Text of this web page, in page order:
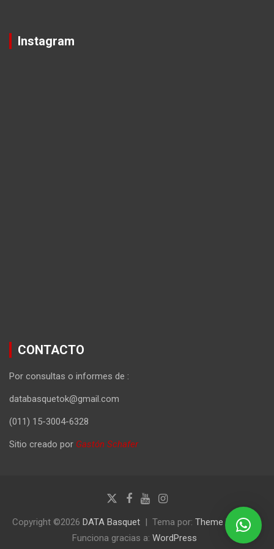
Instagram
CONTACTO
Por consultas o informes de :
databasquetok@gmail.com
(011) 15-3004-6328
Sitio creado por Gastón Schafer
Copyright ©2026 DATA Basquet Tema por: Theme Horse
Funciona gracias a: WordPress